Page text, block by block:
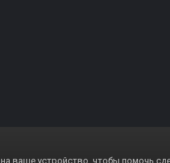
на ваше устройство, чтобы помочь